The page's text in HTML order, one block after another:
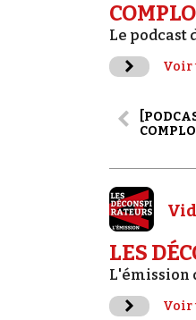
Le podcast
Voir
LES
L'émission
Voir